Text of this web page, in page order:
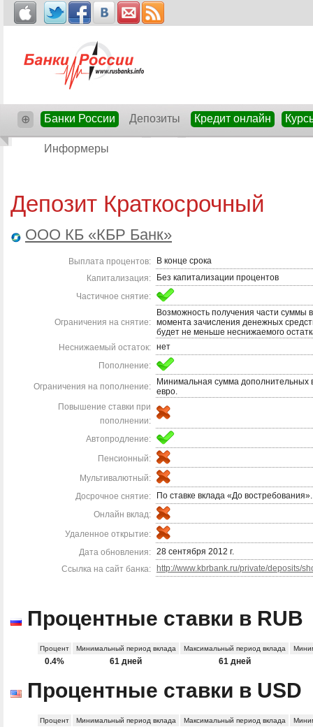
⊕ Банки России Депозиты Кредит онлайн
Информеры
Депозит Краткосрочный
ООО КБ «КБР Банк»
Выплата процентов:
В конце срока
Капитализация:
Без капитализации процентов
Частичное снятие:
Ограничения на снятие:
Возможность получения части суммы
момента зачисления денежных
будет не меньше неснижаемого
Неснижаемый остаток: нет
Пополнение:
Ограничения на пополнение:
Минимальная сумма дополнительных
евро.
Повышение ставки при
пополнении:
Автопродление:
Пенсионный:
Мультивалютный:
Досрочное снятие:
По ставке вклада «До востребования».
Онлайн вклад:
Удаленное открытие:
Дата обновления: 28 сентября 2012 г.
Ccылка на сайт банка:
http://www.kbrbank.ru/private/deposits/
Процентные ставки в RUB
Процент Минимальный период вклада Максимальный период вклада
0.4% 61 дней 61 дней
Процентные ставки в USD
Процент Минимальный период вклада Максимальный период вклада